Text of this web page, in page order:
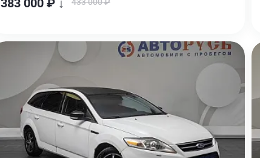
383 000 ₽ ↓